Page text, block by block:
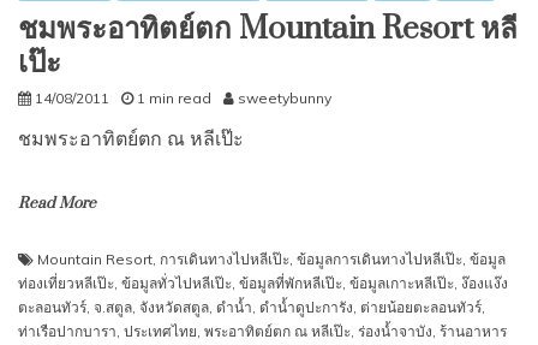
ชมพระอาทิตย์ตก Mountain Resort หลี
เป๊ะ
14/08/2011 1 min read sweetybunny
ชมพระอาทิตย์ตก ณ หลีเป๊ะ
Read More
Mountain Resort, การเดินทางไปหลีเป๊ะ, ข้อมูลการเดินทางไปหลีเป๊ะ, ข้อมูล
ท่องเที่ยวหลีเป๊ะ, ข้อมูลทั่วไปหลีเป๊ะ, ข้อมูลที่พักหลีเป๊ะ, ข้อมูลเกาะหลีเป๊ะ, ง๊องแง๊ง
ตะลอนทัวร์, จ.สตูล, จังหวัดสตูล, ดำน้ำ, ดำน้ำดูปะการัง, ต่ายน้อยตะลอนทัวร์,
ท่าเรือปากบารา, ประเทศไทย, พระอาทิตย์ตก ณ หลีเป๊ะ, ร่องน้ำจาบัง, ร้านอาหาร